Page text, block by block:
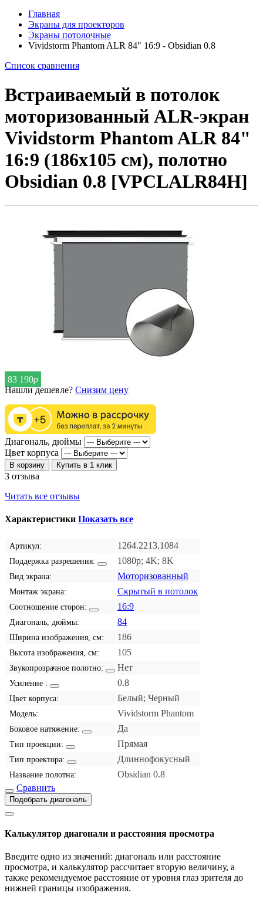
Главная
Экраны для проекторов
Экраны потолочные
Vividstorm Phantom ALR 84" 16:9 - Obsidian 0.8
Список сравнения
Встраиваемый в потолок
моторизованный ALR-экран
Vividstorm Phantom ALR 84"
16:9 (186x105 см), полотно
Obsidian 0.8 [VPCLALR84H]
83 190р
Нашли дешевле? Снизим цену
Диагональ, дюймы
Цвет корпуса
В корзину Купить в 1 клик
3 отзыва
Читать все отзывы
Характеристики Показать все
Артикул: 1264.2213.1084
Поддержка разрешения: 1080p; 4K; 8K
Вид экрана: Моторизованный
Монтаж экрана: Скрытый в потолок
Соотношение сторон: 16:9
Диагональ, дюймы: 84
Ширина изображения, см: 186
Высота изображения, см: 105
Звукопрозрачное полотно: Нет
Усиление : 0.8
Цвет корпуса: Белый; Черный
Модель: Vividstorm Phantom
Боковое натяжение: Да
Тип проекции: Прямая
Тип проектора: Длиннофокусный
Название полотна:
Obsidian 0.8
Сравнить
Подобрать диагональ
Калькулятор диагонали и расстояния просмотра
Введите одно из значений: диагональ или расстояние
просмотра, и калькулятор рассчитает вторую величину, а
также рекомендуемое расстояние от уровня глаз зрителя до
нижней границы изображения.